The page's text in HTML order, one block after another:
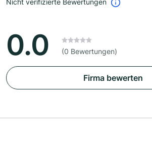
Nicht verifizierte Bewertungen
0.0 (0 Bewertungen)
Firma bewerten